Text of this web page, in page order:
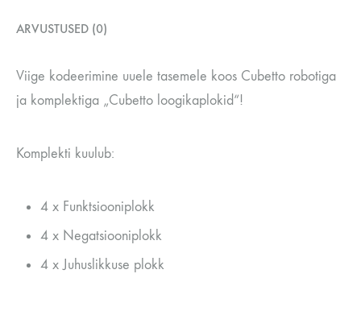
ARVUSTUSED (0)
Viige kodeerimine uuele tasemele koos Cubetto robotiga
ja komplektiga „Cubetto loogikaplokid“!
Komplekti kuulub:
4 x Funktsiooniplokk
4 x Negatsiooniplokk
4 x Juhuslikkuse plokk